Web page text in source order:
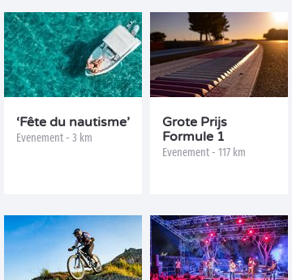
‘Fête du nautisme’
Evenement - 3 km
Grote Prijs
Formule 1
Evenement - 117 km